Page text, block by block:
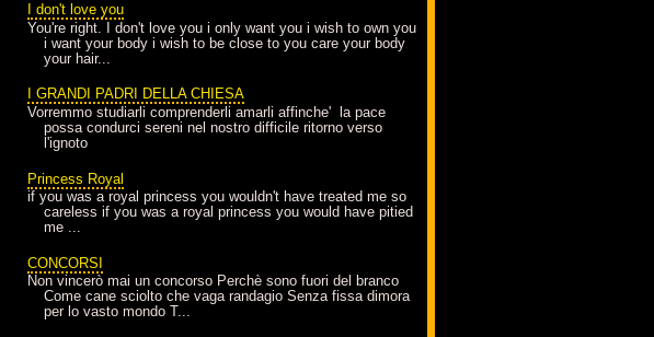
I don't love you
You're right. I don't love you i only want you i wish to own you
i want your body i wish to be close to you care your body
your hair...
I GRANDI PADRI DELLA CHIESA
Vorremmo studiarli comprenderli amarli affinche' la pace
possa condurci sereni nel nostro difficile ritorno verso
l'ignoto
Princess Royal
if you was a royal princess you wouldn't have treated me so
careless if you was a royal princess you would have pitied
me ...
CONCORSI
Non vincerò mai un concorso Perchè sono fuori del branco
Come cane sciolto che vaga randagio Senza fissa dimora
per lo vasto mondo T...